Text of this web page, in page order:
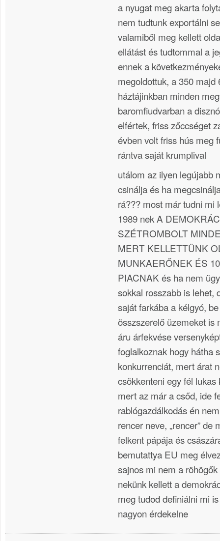
a nyugat meg akarta
nem tudtunk exportálni
valamiből meg kellett
ellátást és tudtommal a
ennek a
megoldottuk, a 350 majd
háztájinkban minden
baromfiudvarban a
elfértek, friss zőccséget
évben volt friss hús meg
rántva saját krumplival
utálom az ilyen legújabb
csinálja és ha
rá??? most már tudni mi
1989 nek A
SZÉTROMBOLT
MERT KELLETTÜNK
MUNKAERŐNEK ÉS
PIACNAK és ha nem
sokkal rosszabb is lehet,
saját farkába a kélgyó,
összszerelő üzemeket is
áru árfekvése
foglalkoznak hogy hátha
konkurrenciát, mert árat
csökkenteni egy fél
mert az már a csőd, ide
rablógazdálkodás én
rencer neve, „rencer” de
felkent pápája és
bemutattya EU meg
sajnos mi nem a
nekünk kellett a
meg tudod definiálni mi
nagyon érdekelne